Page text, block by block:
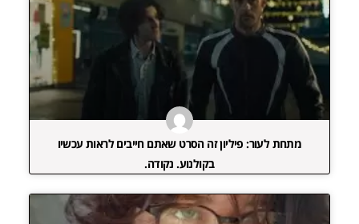
מתחת לעור: פיליון זה הסרט שאתם חייבים לראות עכשיו
בקולנוע. נקודה.